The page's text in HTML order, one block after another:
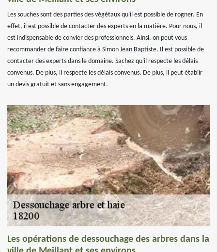
Les souches sont des parties des végétaux qu'il est possible de rogner. En
effet, il est possible de contacter des experts en la matière. Pour nous, il
est indispensable de convier des professionnels. Ainsi, on peut vous
recommander de faire confiance à Simon Jean Baptiste. Il est possible de
contacter des experts dans le domaine. Sachez qu'il respecte les délais
convenus. De plus, il respecte les délais convenus. De plus, il peut établir
un devis gratuit et sans engagement.
Les opérations de dessouchage des arbres dans la